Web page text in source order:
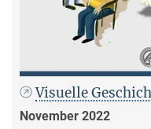
Visuelle
November 2022